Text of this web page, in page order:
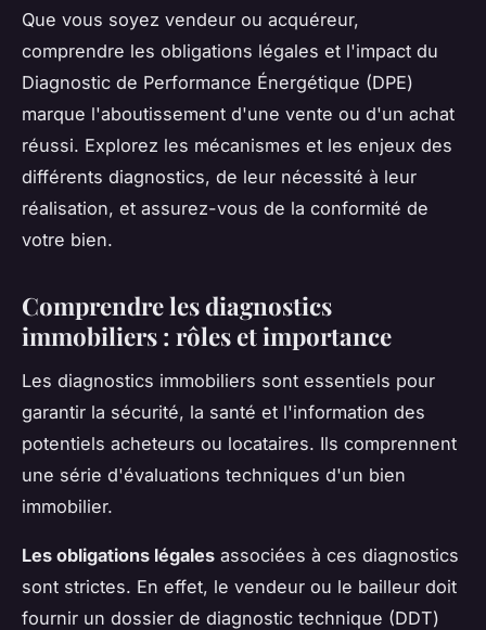
Que vous soyez vendeur ou acquéreur,
comprendre les obligations légales et l'impact du
Diagnostic de Performance Énergétique (DPE)
marque l'aboutissement d'une vente ou d'un achat
réussi. Explorez les mécanismes et les enjeux des
différents diagnostics, de leur nécessité à leur
réalisation, et assurez-vous de la conformité de
votre bien.
Comprendre les diagnostics
immobiliers : rôles et importance
Les diagnostics immobiliers sont essentiels pour
garantir la sécurité, la santé et l'information des
potentiels acheteurs ou locataires. Ils comprennent
une série d'évaluations techniques d'un bien
immobilier.
Les obligations légales associées à ces diagnostics
sont strictes. En effet, le vendeur ou le bailleur doit
fournir un dossier de diagnostic technique (DDT)